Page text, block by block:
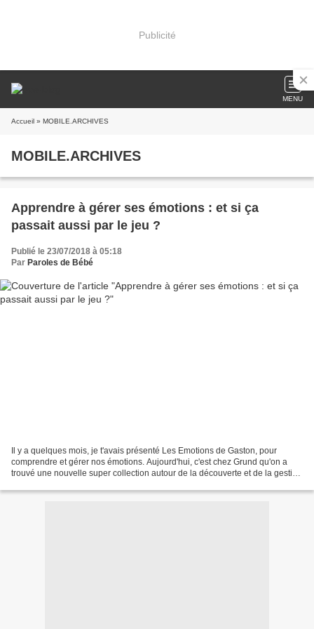
Publicité
MENU
Accueil » MOBILE.ARCHIVES
MOBILE.ARCHIVES
Apprendre à gérer ses émotions : et si ça
passait aussi par le jeu ?
Publié le 23/07/2018 à 05:18
Par Paroles de Bébé
Il y a quelques mois, je t'avais présenté Les Emotions de Gaston, pour
comprendre et gérer nos émotions. Aujourd'hui, c'est chez Grund qu'on a
trouvé une nouvelle super collection autour de la découverte et de la gestion